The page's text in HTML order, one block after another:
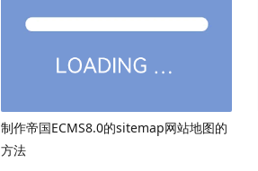
制作帝国ECMS8.0的sitemap网站地图的
方法